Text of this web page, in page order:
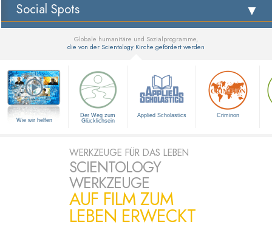
Social Spots
Globale humanitäre und Sozialprogramme,
die von der Scientology Kirche gefördert werden
Wie wir helfen
Der Weg zum
Glücklichsein
Applied Scholastics Criminon
WERKZEUGE FÜR DAS LEBEN
SCIENTOLOGY
WERKZEUGE
AUF FILM ZUM
LEBEN ERWECKT